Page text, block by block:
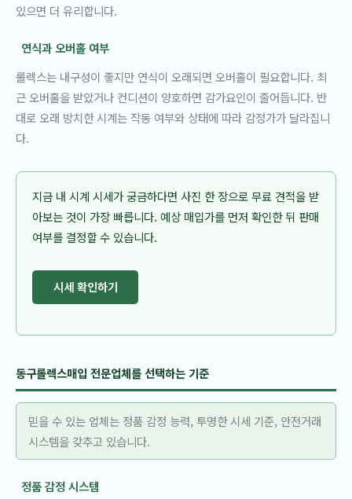
있으면 더 유리합니다.
연식과 오버홀 여부
롤렉스는 내구성이 좋지만 연식이 오래되면 오버홀이 필요합니다. 최
근 오버홀을 받았거나 컨디션이 양호하면 감가요인이 줄어듭니다. 반
대로 오래 방치한 시계는 작동 여부와 상태에 따라 감정가가 달라집니
다.
지금 내 시계 시세가 궁금하다면 사진 한 장으로 무료 견적을 받
아보는 것이 가장 빠릅니다. 예상 매입가를 먼저 확인한 뒤 판매
여부를 결정할 수 있습니다.
시세 확인하기
동구롤렉스매입 전문업체를 선택하는 기준
믿을 수 있는 업체는 정품 감정 능력, 투명한 시세 기준, 안전거래
시스템을 갖추고 있습니다.
정품 감정 시스템